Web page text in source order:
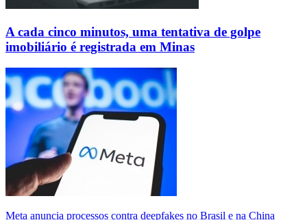
A cada cinco minutos, uma tentativa de golpe
imobiliário é registrada em Minas
Meta anuncia processos contra deepfakes no Brasil e na China